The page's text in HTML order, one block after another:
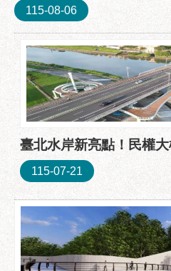
性
騷
擾
防
園
地
便
民
服
務
道
115-08-06
臺北水岸新亮點！民權
115-07-21